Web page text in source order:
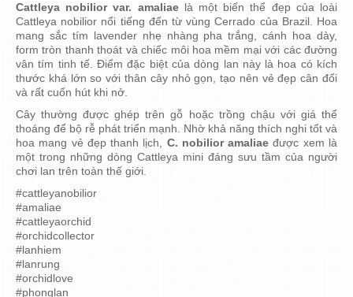
Cattleya nobilior var. amaliaelà một biến thể đẹp của loài
Cattleya nobilior nổi tiếng đến từ vùng Cerrado của Brazil. Hoa
mang sắc tím lavender nhẹ nhàng pha trắng, cánh hoa dày,
form tròn thanh thoát và chiếc môi hoa mềm mại với các đường
vân tím tinh tế. Điểm đặc biệt của dòng lan này là hoa có kích
thước khá lớn so với thân cây nhỏ gọn, tạo nên vẻ đẹp cân đối
và rất cuốn hút khi nở.
Cây thường được ghép trên gỗ hoặc trồng chậu với giá thể
thoáng để bộ rễ phát triển mạnh. Nhờ khả năng thích nghi tốt và
hoa mang vẻ đẹp thanh lịch, C. nobilior amaliae được xem là
một trong những dòng Cattleya mini đáng sưu tầm của người
chơi lan trên toàn thế giới.
#cattleyanobilior
#amaliae
#cattleyaorchid
#orchidcollector
#lanhiem
#lanrung
#orchidlove
#phonglan